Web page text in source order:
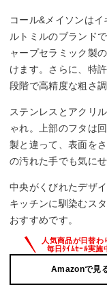
コール&メイソンは
ルトミルのブランド
ャープセラミック製
けます。さらに、特
段階で高精度な粗さ
ステンレスとアクリ
ゃれ。上部のフタは
製と違って、表面を
の汚れた手でも気に
中央がくびれたデザ
キッチンに馴染むス
おすすめです。
Amazonで見